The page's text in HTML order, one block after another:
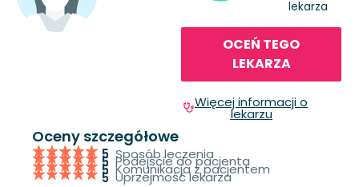
lekarza
OCEŃ TEGO
LEKARZA
Więcej informacji o
lekarzu
Oceny szczegółowe
5 Sposób leczenia
5 Podejście do pacjenta
5 Komunikacja z pacjentem
5 Uprzejmość lekarza